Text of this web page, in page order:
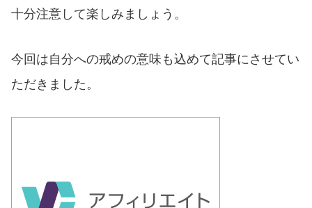
十分注意して楽しみましょう。
今回は自分への戒めの意味も込めて記事にさせてい
ただきました。